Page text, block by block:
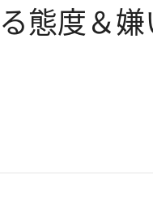
態度＆嫌